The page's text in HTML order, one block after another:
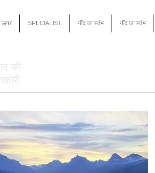
ऊपर SPECIALIST नींद का स्तंभ नींद का स्तंभ
की